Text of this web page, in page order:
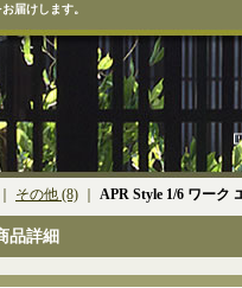
届けします。
その他 (8) APR Style 1/6 ワーク
品詳細